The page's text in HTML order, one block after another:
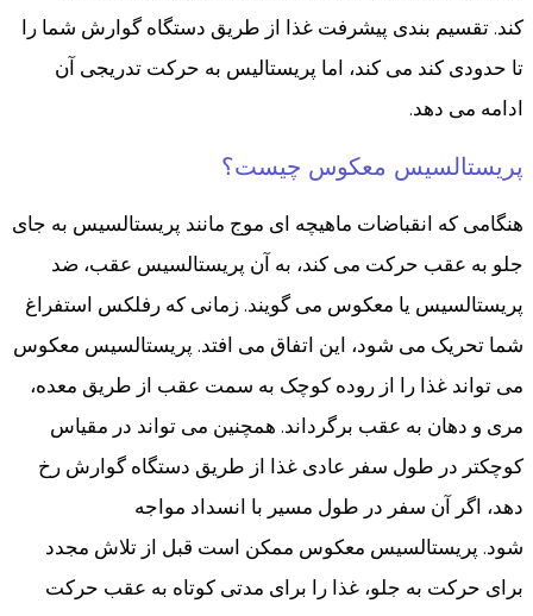
کند. تقسیم بندی پیشرفت غذا از طریق دستگاه گوارش شما را
تا حدودی کند می کند، اما پریستالیس به حرکت تدریجی آن
ادامه می دهد.
پریستالسیس معکوس چیست؟
هنگامی که انقباضات ماهیچه ای موج مانند پریستالسیس به جای
جلو به عقب حرکت می کند، به آن پریستالسیس عقب، ضد
پریستالسیس یا معکوس می گویند. زمانی که رفلکس استفراغ
شما تحریک می شود، این اتفاق می افتد. پریستالسیس معکوس
می تواند غذا را از روده کوچک به سمت عقب از طریق معده،
مری و دهان به عقب برگرداند. همچنین می تواند در مقیاس
کوچکتر در طول سفر عادی غذا از طریق دستگاه گوارش رخ
دهد، اگر آن سفر در طول مسیر با انسداد مواجه
شود. پریستالسیس معکوس ممکن است قبل از تلاش مجدد
برای حرکت به جلو، غذا را برای مدتی کوتاه به عقب حرکت